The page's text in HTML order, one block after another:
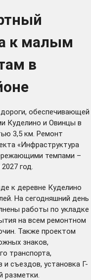
к малым
в
обеспечивающей
Куделино и Овинцы в
3,5 км. Ремонт
«Инфраструктура
темпами –
год.
к деревне Куделино
На сегодняшний день
работы по укладке
на всем ремонтном
Также проектом
знаков,
транспорта,
съездов, установка Г-
разметки.